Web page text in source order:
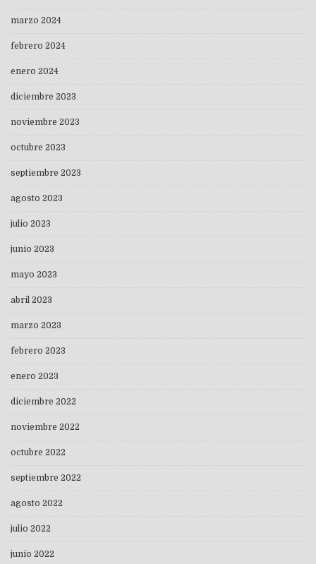
marzo 2024
febrero 2024
enero 2024
diciembre 2023
noviembre 2023
octubre 2023
septiembre 2023
agosto 2023
julio 2023
junio 2023
mayo 2023
abril 2023
marzo 2023
febrero 2023
enero 2023
diciembre 2022
noviembre 2022
octubre 2022
septiembre 2022
agosto 2022
julio 2022
junio 2022